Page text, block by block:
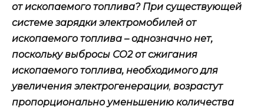
от ископаемого топлива? При существующей
системе зарядки электромобилей от
ископаемого топлива – однозначно нет,
поскольку выбросы СО2 от сжигания
ископаемого топлива, необходимого для
увеличения электрогенерации, возрастут
пропорционально уменьшению количества